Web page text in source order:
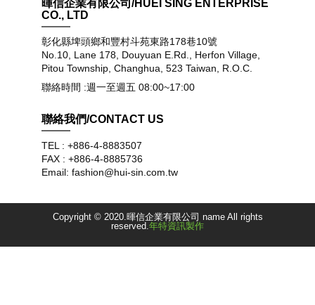
暉信企業有限公司/HUEI SING ENTERPRISE
CO., LTD
彰化縣埤頭鄉和豐村斗苑東路178巷10號
No.10, Lane 178, Douyuan E.Rd., Herfon Village,
Pitou Township, Changhua, 523 Taiwan, R.O.C.
聯絡時間 :週一至週五 08:00~17:00
聯絡我們/CONTACT US
TEL : +886-4-8883507
FAX : +886-4-8885736
Email: fashion@hui-sin.com.tw
Copyright © 2020.暉信企業有限公司 name All rights
reserved. 年特資訊製作